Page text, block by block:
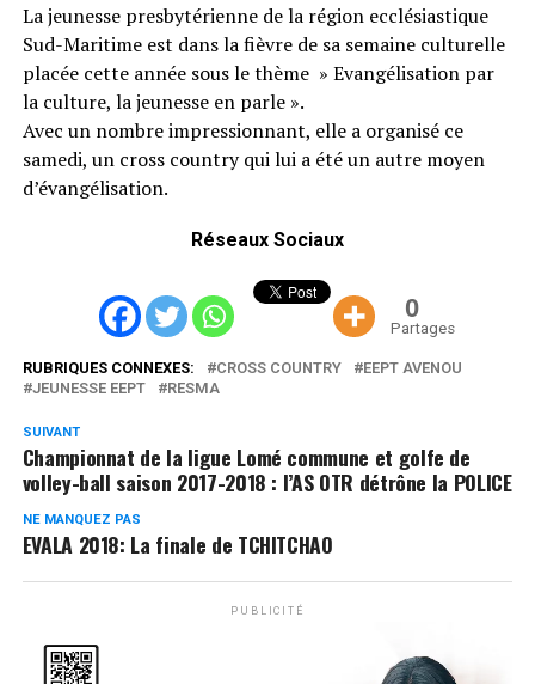
La jeunesse presbytérienne de la région ecclésiastique
Sud-Maritime est dans la fièvre de sa semaine culturelle
placée cette année sous le thème » Evangélisation par
la culture, la jeunesse en parle ».
Avec un nombre impressionnant, elle a organisé ce
samedi, un cross country qui lui a été un autre moyen
d’évangélisation.
Réseaux Sociaux
0
Partages
RUBRIQUES CONNEXES: CROSS COUNTRY
EEPT AVENOU
JEUNESSE EEPT
RESMA
SUIVANT
Championnat de la ligue Lomé commune et golfe de
volley-ball saison 2017-2018 : l’AS OTR détrône la POLICE
NE MANQUEZ PAS
EVALA 2018: La finale de TCHITCHAO
PUBLICITÉ